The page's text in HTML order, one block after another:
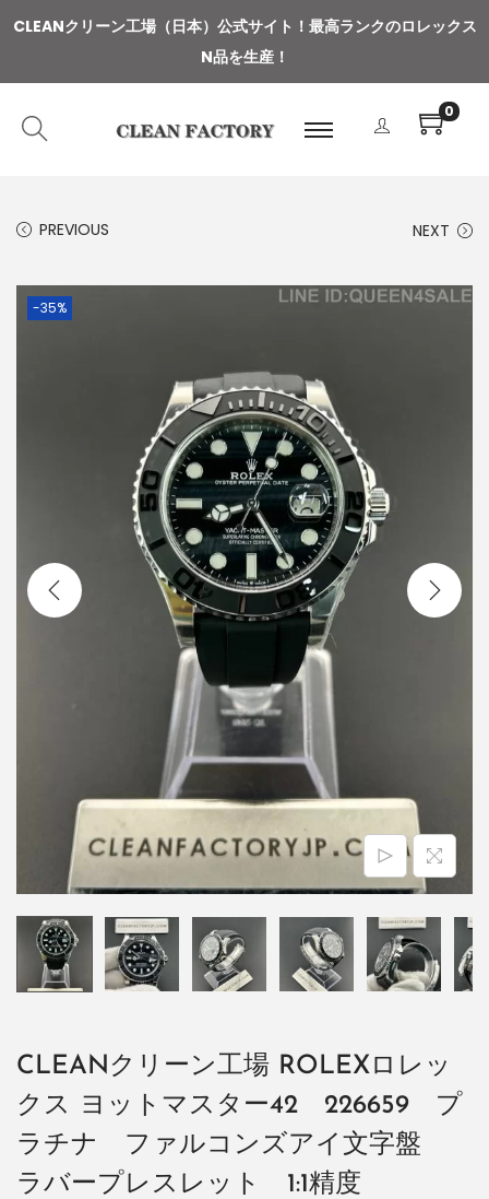
CLEANクリーン工場（日本）公式サイト ！ 最高ランクのロレックス
N品を生産！
0
PREVIOUS NEXT
-35%
CLEANクリーン工場 ROLEXロレッ
クス ヨットマスター42 226659 プ
ラチナ ファルコンズアイ文字盤
ラバープレスレット 1:1精度